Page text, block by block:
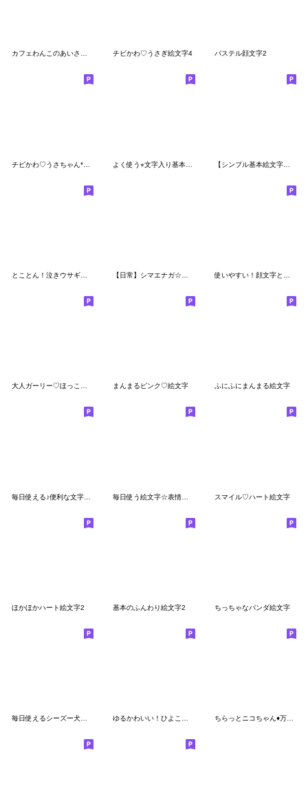
カフェわんこのあいさつ絵文字 チビかわ♡うさぎ絵文字4 パステル顔文字2
【シンプル基本絵文字】 ー クレヨン風 ー
大人ガーリー♡ほっこりパンダ絵文字 2 まんまるピンク♡絵文字 ふにふにまんまる絵文字
スマイル♡ハート絵文字
ほかほかハート絵文字2 基本のふんわり絵文字2 ちっちゃなパンダ絵文字
毎日使えるシーズー犬の絵文字 ゆるかわいい！ひよこさん絵文字 2 ちらっとニコちゃん♦万能！基本絵文字2